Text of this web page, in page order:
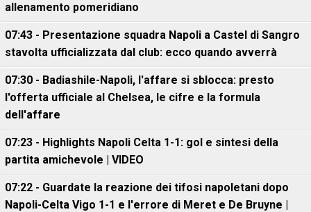
allenamento pomeridiano
07:43 - Presentazione squadra Napoli a Castel di Sangro
stavolta ufficializzata dal club: ecco quando avverrà
07:30 - Badiashile-Napoli, l'affare si sblocca: presto
l'offerta ufficiale al Chelsea, le cifre e la formula
dell'affare
07:23 - Highlights Napoli Celta 1-1: gol e sintesi della
partita amichevole | VIDEO
07:22 - Guardate la reazione dei tifosi napoletani dopo
Napoli-Celta Vigo 1-1 e l'errore di Meret e De Bruyne |